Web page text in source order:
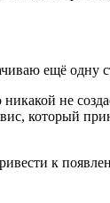
ещё
не
который
к